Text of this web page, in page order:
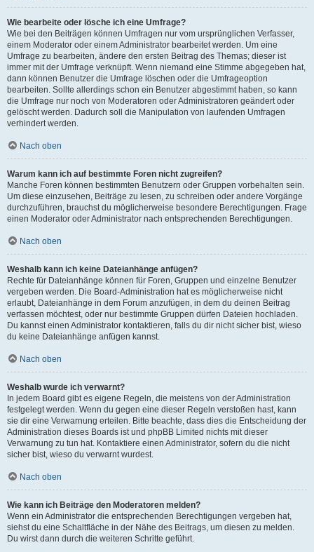
Wie bearbeite oder lösche ich eine Umfrage?
Wie bei den Beiträgen können Umfragen nur vom ursprünglichen Verfasser,
einem Moderator oder einem Administrator bearbeitet werden. Um eine
Umfrage zu bearbeiten, ändere den ersten Beitrag des Themas; dieser ist
immer mit der Umfrage verknüpft. Wenn niemand eine Stimme abgegeben hat,
dann können Benutzer die Umfrage löschen oder die Umfrageoption
bearbeiten. Sollte allerdings schon ein Benutzer abgestimmt haben, so kann
die Umfrage nur noch von Moderatoren oder Administratoren geändert oder
gelöscht werden. Dadurch soll die Manipulation von laufenden Umfragen
verhindert werden.
Nach oben
Warum kann ich auf bestimmte Foren nicht zugreifen?
Manche Foren können bestimmten Benutzern oder Gruppen vorbehalten sein.
Um diese einzusehen, Beiträge zu lesen, zu schreiben oder andere Vorgänge
durchzuführen, brauchst du möglicherweise besondere Berechtigungen. Frage
einen Moderator oder Administrator nach entsprechenden Berechtigungen.
Nach oben
Weshalb kann ich keine Dateianhänge anfügen?
Rechte für Dateianhänge können für Foren, Gruppen und einzelne Benutzer
vergeben werden. Die Board-Administration hat es möglicherweise nicht
erlaubt, Dateianhänge in dem Forum anzufügen, in dem du deinen Beitrag
verfassen möchtest, oder nur bestimmte Gruppen dürfen Dateien hochladen.
Du kannst einen Administrator kontaktieren, falls du dir nicht sicher bist, wieso
du keine Dateianhänge anfügen kannst.
Nach oben
Weshalb wurde ich verwarnt?
In jedem Board gibt es eigene Regeln, die meistens von der Administration
festgelegt werden. Wenn du gegen eine dieser Regeln verstoßen hast, kann
sie dir eine Verwarnung erteilen. Bitte beachte, dass dies die Entscheidung der
Administration dieses Boards ist und phpBB Limited nichts mit dieser
Verwarnung zu tun hat. Kontaktiere einen Administrator, sofern du die nicht
sicher bist, wieso du verwarnt wurdest.
Nach oben
Wie kann ich Beiträge den Moderatoren melden?
Wenn ein Administrator die entsprechenden Berechtigungen vergeben hat,
siehst du eine Schaltfläche in der Nähe des Beitrags, um diesen zu melden.
Du wirst dann durch die weiteren Schritte geführt.